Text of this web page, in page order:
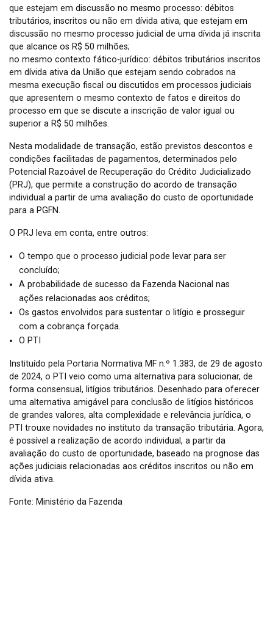
que estejam em discussão no mesmo processo: débitos
tributários, inscritos ou não em dívida ativa, que estejam em
discussão no mesmo processo judicial de uma dívida já inscrita
que alcance os R$ 50 milhões;
no mesmo contexto fático-jurídico: débitos tributários inscritos
em dívida ativa da União que estejam sendo cobrados na
mesma execução fiscal ou discutidos em processos judiciais
que apresentem o mesmo contexto de fatos e direitos do
processo em que se discute a inscrição de valor igual ou
superior a R$ 50 milhões.
Nesta modalidade de transação, estão previstos descontos e
condições facilitadas de pagamentos, determinados pelo
Potencial Razoável de Recuperação do Crédito Judicializado
(PRJ), que permite a construção do acordo de transação
individual a partir de uma avaliação do custo de oportunidade
para a PGFN.
O PRJ leva em conta, entre outros:
O tempo que o processo judicial pode levar para ser
concluído;
A probabilidade de sucesso da Fazenda Nacional nas
ações relacionadas aos créditos;
Os gastos envolvidos para sustentar o litígio e prosseguir
com a cobrança forçada.
O PTI
Instituído pela Portaria Normativa MF n.º 1.383, de 29 de agosto
de 2024, o PTI veio como uma alternativa para solucionar, de
forma consensual, litígios tributários. Desenhado para oferecer
uma alternativa amigável para conclusão de litígios históricos
de grandes valores, alta complexidade e relevância jurídica, o
PTI trouxe novidades no instituto da transação tributária. Agora,
é possível a realização de acordo individual, a partir da
avaliação do custo de oportunidade, baseado na prognose das
ações judiciais relacionadas aos créditos inscritos ou não em
dívida ativa.
Fonte: Ministério da Fazenda